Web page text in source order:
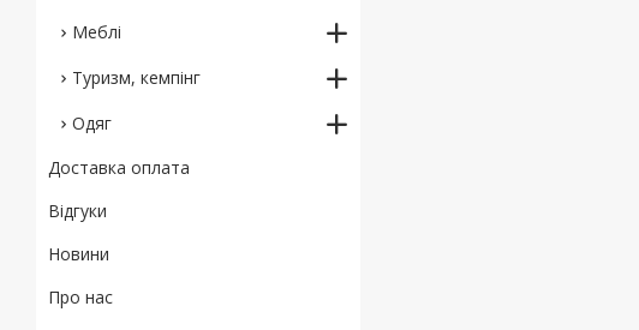
Меблі
Туризм, кемпінг
Одяг
Доставка оплата
Відгуки
Новини
Про нас